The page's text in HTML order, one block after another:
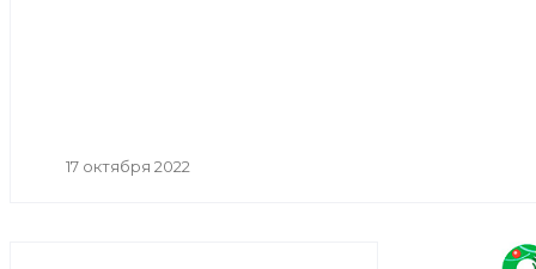
17 октября 2022